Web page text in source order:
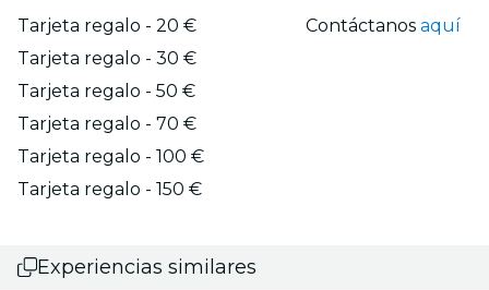
Tarjeta regalo - 20 €
Tarjeta regalo - 30 €
Tarjeta regalo - 50 €
Tarjeta regalo - 70 €
Tarjeta regalo - 100 €
Tarjeta regalo - 150 €
Contáctanosaquí
Experiencias similares